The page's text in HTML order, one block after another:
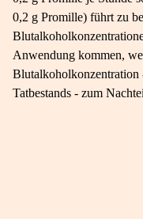
0,2 g Promille) führt zu
Anwendung kommen,
Blutalkoholkonzentration
Tatbestands - zum